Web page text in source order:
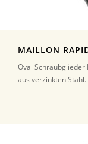
MAILLON
Oval Schraubglieder
aus verzinkten Stahl.